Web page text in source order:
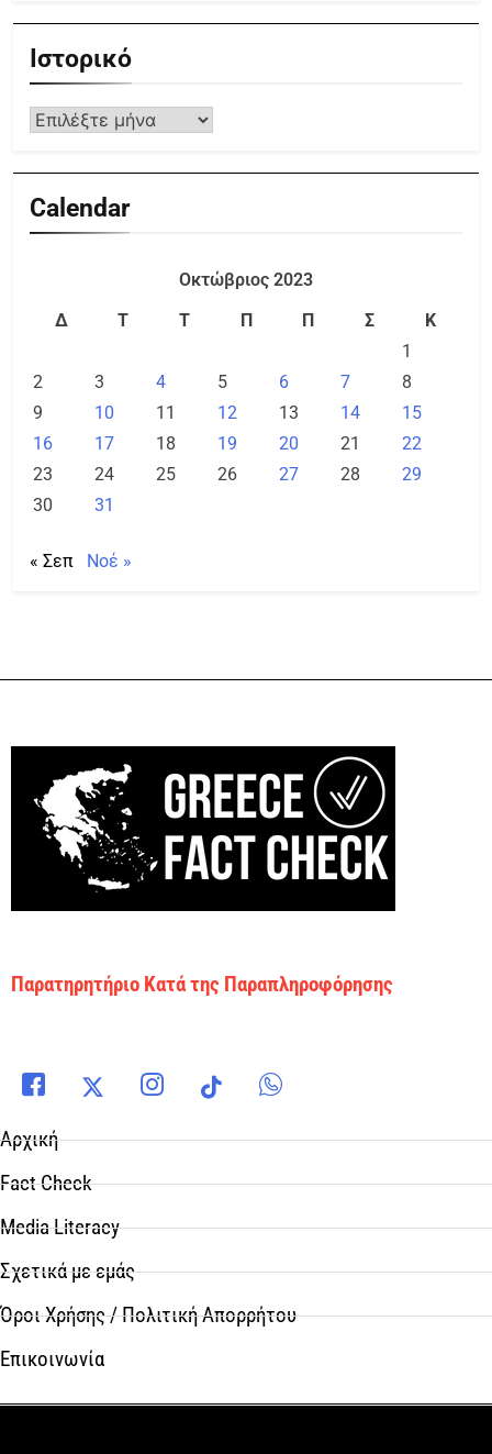
Ιστορικό
Calendar
Οκτώβριος 2023
Δ
Τ Τ Π Π Σ
Κ
1
2
3 4 5 6 7
8
9
10 11 12 13 14
15
16
17 18 19 20 21
22
23
24 25 26 27 28
29
30
31
« Σεπ Νοέ »
Παρατηρητήριο Κατά της Παραπληροφόρησης
Αρχική
Fact Check
Media Literacy
Σχετικά με εμάς
Όροι Χρήσης / Πολιτική Απορρήτου
Επικοινωνία